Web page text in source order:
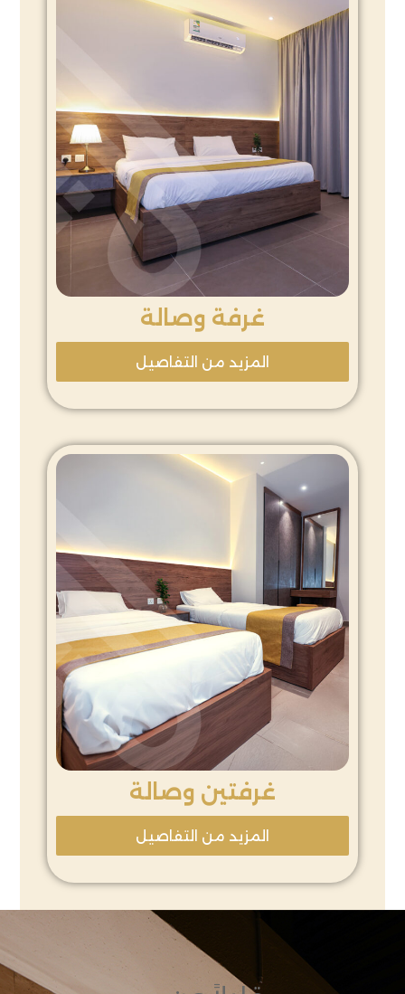
غرفة وصالة
المزيد من التفاصيل
غرفتين وصالة
المزيد من التفاصيل